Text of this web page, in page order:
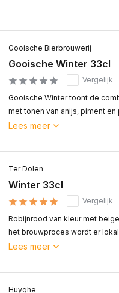
Gooische Bierbrouwerij
Gooische Winter 33cl
Vergelijk
Gooische Winter toont de
met tonen van anijs, piment en
Lees meer
Ter Dolen
Winter 33cl
Vergelijk
Robijnrood van kleur met
het brouwproces wordt er
Lees meer
Huyghe